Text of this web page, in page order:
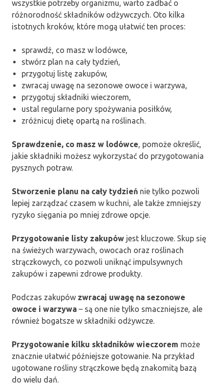
wszystkie potrzeby organizmu, warto zadbać o
różnorodność składników odżywczych. Oto kilka
istotnych kroków, które mogą ułatwić ten proces:
sprawdź, co masz w lodówce,
stwórz plan na cały tydzień,
przygotuj listę zakupów,
zwracaj uwagę na sezonowe owoce i warzywa,
przygotuj składniki wieczorem,
ustal regularne pory spożywania posiłków,
zróżnicuj dietę opartą na roślinach.
Sprawdzenie, co masz w lodówce, pomoże określić,
jakie składniki możesz wykorzystać do przygotowania
pysznych potraw.
Stworzenie planu na cały tydzień nie tylko pozwoli
lepiej zarządzać czasem w kuchni, ale także zmniejszy
ryzyko sięgania po mniej zdrowe opcje.
Przygotowanie listy zakupów jest kluczowe. Skup się
na świeżych warzywach, owocach oraz roślinach
strączkowych, co pozwoli uniknąć impulsywnych
zakupów i zapewni zdrowe produkty.
Podczas zakupów zwracaj uwagę na sezonowe
owoce i warzywa – są one nie tylko smaczniejsze, ale
również bogatsze w składniki odżywcze.
Przygotowanie kilku składników wieczorem może
znacznie ułatwić późniejsze gotowanie. Na przykład
ugotowane rośliny strączkowe będą znakomitą bazą
do wielu dań.